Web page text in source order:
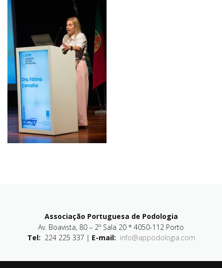
Associação Portuguesa de Podologia
Av. Boavista, 80 – 2º Sala 20 * 4050-112 Porto
Tel: 224 225 337 | E-mail: info@appodologia.com